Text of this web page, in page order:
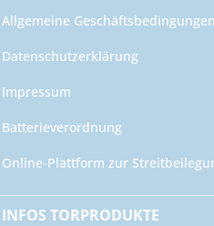
Allgemeine
Datenschutzerklärung
Impressum
Batterieverordnung
Online-Plattform zur
INFOS TORPRODUKTE